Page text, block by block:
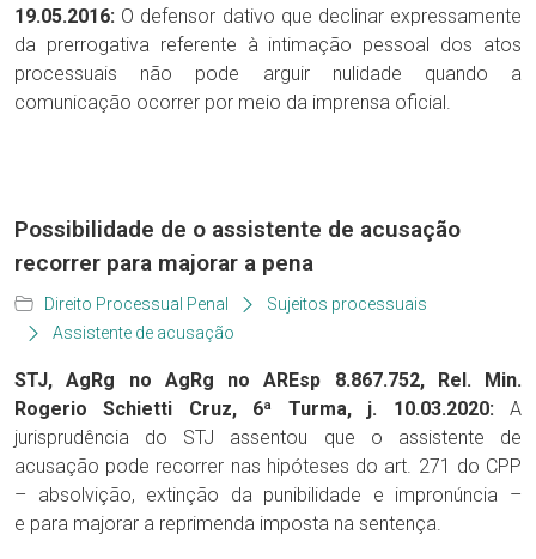
19.05.2016: O defensor dativo que declinar expressamente
da prerrogativa referente à intimação pessoal dos atos
processuais não pode arguir nulidade quando a
comunicação ocorrer por meio da imprensa oficial.
Possibilidade de o assistente de acusação
recorrer para majorar a pena
Direito Processual Penal
Sujeitos processuais
Assistente de acusação
STJ, AgRg no AgRg no AREsp 8.867.752, Rel. Min.
Rogerio Schietti Cruz, 6ª Turma, j. 10.03.2020: A
jurisprudência do STJ assentou que o assistente de
acusação pode recorrer nas hipóteses do art. 271 do CPP
– absolvição, extinção da punibilidade e impronúncia –
e para majorar a reprimenda imposta na sentença.